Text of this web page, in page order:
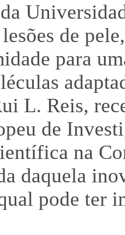
de
para
L. Reis,
de
na
daquela
pode ter